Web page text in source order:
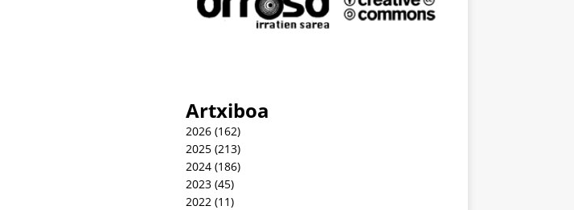
Artxiboa
2026(162)
2025(213)
2024(186)
2023(45)
2022 (11)